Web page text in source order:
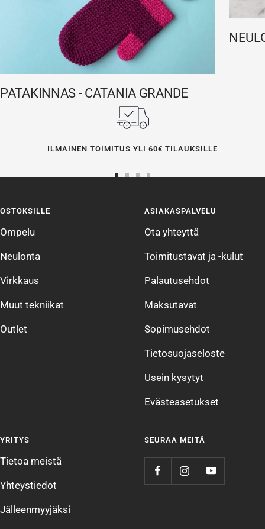
PATAKINNAS - CATANIA GRANDE
ILMAINEN TOIMITUS YLI 60€ TILAUKSILLE
4
OSTOKSILLE
Ompelu
Neulonta
Virkkaus
Muut tekniikat
Outlet
ASIAKASPALVELU
Ota yhteyttä
Toimitustavat ja -kulut
Palautusehdot
Maksutavat
Sopimusehdot
Tietosuojaseloste
Usein kysytyt
Evästeasetukset
YRITYS
Tietoa meistä
Yhteystiedot
Jälleenmyyjäksi
SEURAA MEITÄ